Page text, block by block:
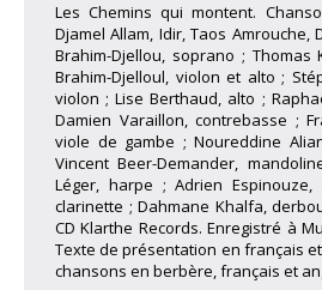
Les Chemins qui montent.
Djamel Allam, Idir, Taos Amrouche,
Brahim-Djellou, soprano ; Thomas
Brahim-Djelloul, violon et alto ;
violon ; Lise Berthaud, alto ;
Damien Varaillon, contrebasse ;
viole de gambe ; Noureddine
Vincent Beer-Demander,
Léger, harpe ; Adrien
clarinette ; Dahmane Khalfa,
CD Klarthe Records. Enregistré à
Texte de présentation en français
chansons en berbère, français et